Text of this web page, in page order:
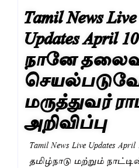
Tamil News Live
Updates April
நானே
மருத்துவர்
அறிவிப்பு
Tamil News Live Updates April
தமிழ்நாடு மற்றும்